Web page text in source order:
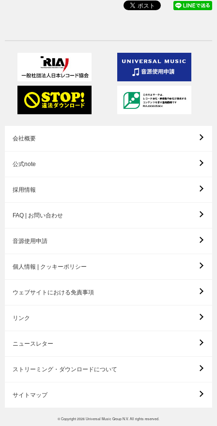
会社概要
公式note
採用情報
FAQ | お問い合わせ
音源使用申請
個人情報 | クッキーポリシー
ウェブサイトにおける免責事項
リンク
ニュースレター
ストリーミング・ダウンロードについて
サイトマップ
© Copyright 2026 Universal Music Group N.V. All rights reserved.